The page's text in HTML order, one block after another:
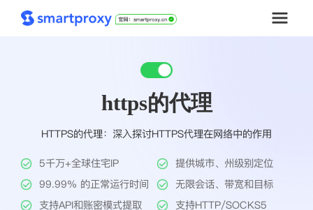
解决方案
工具
https的代理
HTTPS的代理：深入探讨HTTPS代理在网络中的作用
5千万+全球住宅IP
提供城市、州级别定位
99.99% 的正常运行时间
无限会话、带宽和目标
支持API和账密模式提取
支持HTTP/SOCKS5